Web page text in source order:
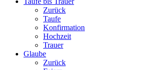
Zurück
Taufe
Konfirmation
Hochzeit
Trauer
Glaube
Zurück